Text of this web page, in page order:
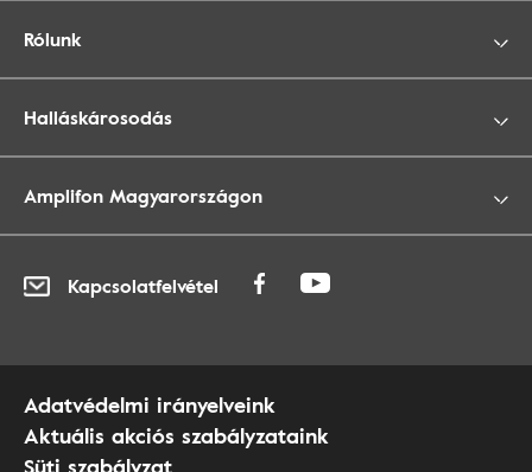
Rólunk
Halláskárosodás
Amplifon Magyarországon
Kapcsolatfelvétel
Adatvédelmi irányelveink
Aktuális akciós szabályzataink